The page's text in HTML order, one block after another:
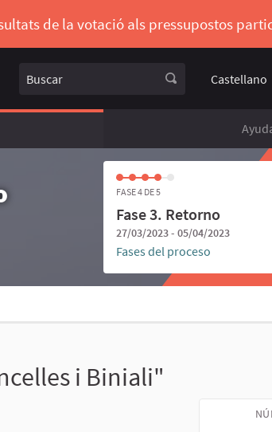
de la votació als pressupostos
Castellano
FASE 4 DE 5
Fase 3. Retorno
27/03/2023 - 05/04/2023
Fases del proceso
i Biniali"